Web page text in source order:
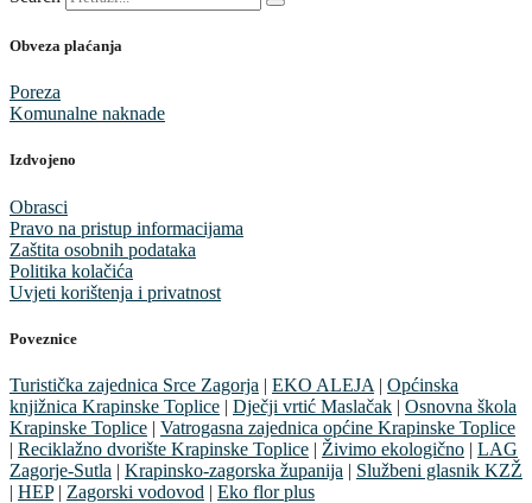
Obveza plaćanja
Poreza
Komunalne naknade
Izdvojeno
Obrasci
Pravo na pristup informacijama
Zaštita osobnih podataka
Politika kolačića
Uvjeti korištenja i privatnost
Poveznice
Turistička zajednica Srce Zagorja | EKO ALEJA | Općinska
knjižnica Krapinske Toplice | Dječji vrtić Maslačak | Osnovna škola
Krapinske Toplice | Vatrogasna zajednica općine Krapinske Toplice
| Reciklažno dvorište Krapinske Toplice | Živimo ekologično | LAG
Zagorje-Sutla | Krapinsko-zagorska županija | Službeni glasnik KZŽ
| HEP| Zagorski vodovod | Eko flor plus